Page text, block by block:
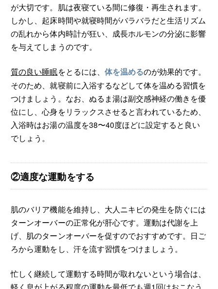
が大切です。肌は夜寝ている間に修復・再生されます。
しかし、起床時間や就寝時間がバラバラだと生活リズム
の乱れから体内時計が狂い、成長ホルモンの分泌に影響
を与えてしまうのです。
質の良い睡眠をとるには、 体を温めるのが効果的です。
そのため、就寝前に入浴するなどして体を温める習慣を
つけましょう。なお、ぬるま湯は副交感神経の働きを優
位にし、心身をリラックスさせると言われているため、
入浴時はお湯の温度を38〜40度ほどに設定すると良い
でしょう。
②適度な運動をする
肌のバリア機能を維持し、大人ニキビの発生を防ぐには
ターンオーバーの正常化が肝心です。運動は代謝を上
げ、肌のターンオーバーを促すのでおすすめです。日ご
ろから運動をし、汗を流す習慣をつけましょう。
忙しく継続して運動する時間が取れないという場合は、
軽く息が上がる程度の運動を最低でも週1回はおこなう